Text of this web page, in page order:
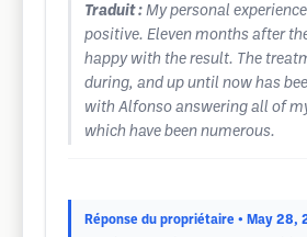
Traduit : My personal
positive. Eleven months after
happy with the result. The
during, and up until now has
with Alfonso answering all of
which have been numerous.
Réponse du propriétaire • May 28,